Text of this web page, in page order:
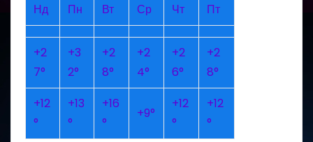
Нд
Пн Вт Ср Чт Пт
+2
7°
+3
2°
+2
8°
+2
4°
+2
6°
+2
8°
+12
°
+13
°
+16
°
+9°
+12
°
+12
°